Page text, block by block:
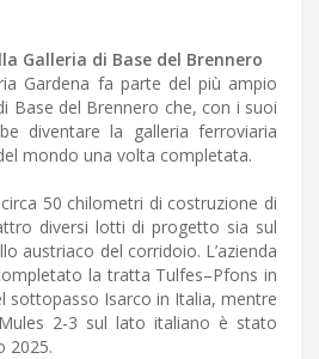
Galleria di Base del Brennero
Gardena fa parte del più ampio
Base del Brennero che, con i suoi
diventare la galleria ferroviaria
mondo una volta completata.
50 chilometri di costruzione di
diversi lotti di progetto sia sul
austriaco del corridoio. L’azienda
la tratta Tulfes–Pfons in
sottopasso Isarco in Italia, mentre
2-3 sul lato italiano è stato
2025.